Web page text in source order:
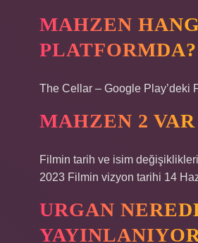
MAHZEN
PLATFORMDA?
The Cellar – Google Play’deki
MAHZEN 2
Filmin tarih ve isim
2023 Filmin vizyon tarihi 14
URGAN